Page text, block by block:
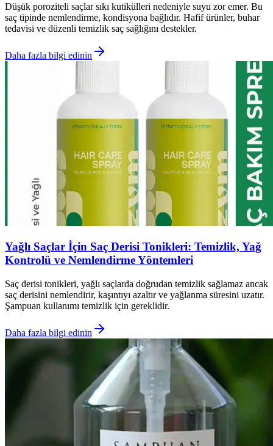
Düşük poroziteli saçlar sıkı kutikülleri nedeniyle suyu zor emer. Bu
saç tipinde nemlendirme, kondisyona bağlıdır. Hafif ürünler, buhar
tedavisi ve düzenli temizlik saç sağlığını destekler.
Daha fazla bilgi edinin
Yağlı Saçlar İçin Saç Derisi Tonikleri: Temizlik, Yağ
Kontrolü ve Nemlendirme Yöntemleri
Saç derisi tonikleri, yağlı saçlarda doğrudan temizlik sağlamaz ancak
saç derisini nemlendirir, kaşıntıyı azaltır ve yağlanma süresini uzatır.
Şampuan kullanımı temizlik için gereklidir.
Daha fazla bilgi edinin